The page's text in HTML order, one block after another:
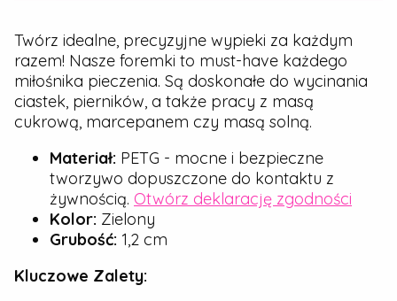
Twórz idealne, precyzyjne wypieki za każdym
razem! Nasze foremki to must-have każdego
miłośnika pieczenia. Są doskonałe do wycinania
ciastek, pierników, a także pracy z masą
cukrową, marcepanem czy masą solną.
Materiał: PETG - mocne i bezpieczne
tworzywo dopuszczone do kontaktu z
żywnością. Otwórz deklarację zgodności
Kolor: Zielony
Grubość: 1,2 cm
Kluczowe Zalety: